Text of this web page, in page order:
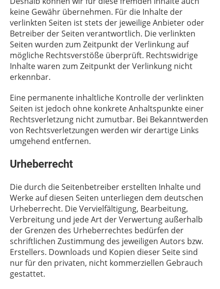
keine Gewähr übernehmen. Für die Inhalte der
verlinkten Seiten ist stets der jeweilige Anbieter oder
Betreiber der Seiten verantwortlich. Die verlinkten
Seiten wurden zum Zeitpunkt der Verlinkung auf
mögliche Rechtsverstöße überprüft. Rechtswidrige
Inhalte waren zum Zeitpunkt der Verlinkung nicht
erkennbar.
Eine permanente inhaltliche Kontrolle der verlinkten
Seiten ist jedoch ohne konkrete Anhaltspunkte einer
Rechtsverletzung nicht zumutbar. Bei Bekanntwerden
von Rechtsverletzungen werden wir derartige Links
umgehend entfernen.
Urheberrecht
Die durch die Seitenbetreiber erstellten Inhalte und
Werke auf diesen Seiten unterliegen dem deutschen
Urheberrecht. Die Vervielfältigung, Bearbeitung,
Verbreitung und jede Art der Verwertung außerhalb
der Grenzen des Urheberrechtes bedürfen der
schriftlichen Zustimmung des jeweiligen Autors bzw.
Erstellers. Downloads und Kopien dieser Seite sind
nur für den privaten, nicht kommerziellen Gebrauch
gestattet.